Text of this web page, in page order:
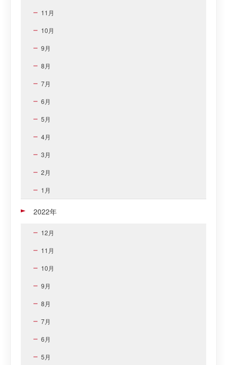
11月
10月
9月
8月
7月
6月
5月
4月
3月
2月
1月
2022年
12月
11月
10月
9月
8月
7月
6月
5月